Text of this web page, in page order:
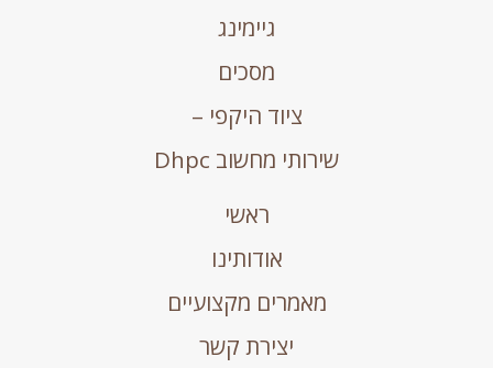
גיימינג
מסכים
ציוד היקפי –
שירותי מחשוב Dhpc
ראשי
אודותינו
מאמרים מקצועיים
יצירת קשר